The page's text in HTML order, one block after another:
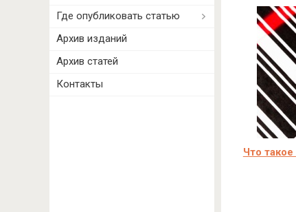
Что
Где опубликовать статью
Архив изданий
Архив статей
Контакты